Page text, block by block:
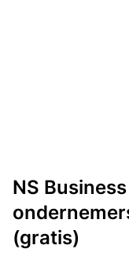
NS
(gratis)